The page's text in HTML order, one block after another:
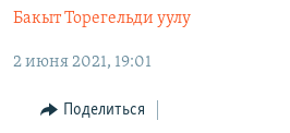
навигации
Вернутся
УЗБЕКИСТАН
ТАДЖИКИСТАН
НА ДРУГИХ ЯЗЫКАХ
ҚАЗАҚША
КЫРГЫЗЧА
Бакыт Торегельди уулу
2 июня 2021, 19:01
Поделиться